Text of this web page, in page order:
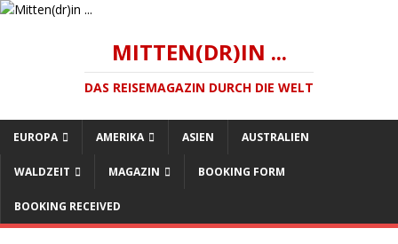
MITTEN(DR)IN ...
DAS REISEMAGAZIN DURCH DIE WELT
EUROPA AMERIKA ASIEN AUSTRALIEN
WALDZEIT MAGAZIN BOOKING FORM
BOOKING RECEIVED